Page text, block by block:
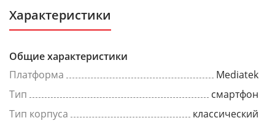
Характеристики
Общие характеристики
Платформа
Mediatek
Тип
смартфон
Тип корпуса
классический